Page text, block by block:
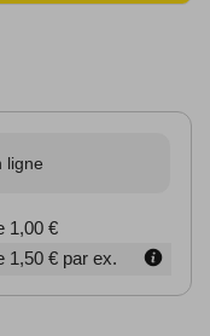
ligne
1,00 €
1,50 € par ex.